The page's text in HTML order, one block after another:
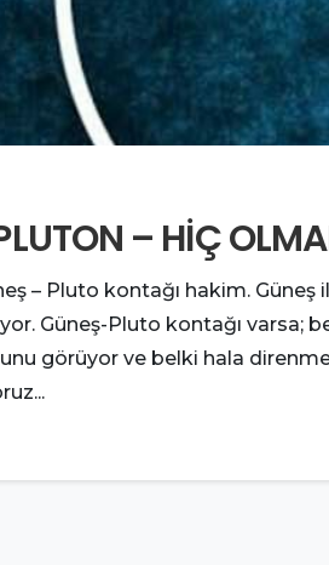
– HİÇ
– Pluto kontağı hakim.
Güneş-Pluto kontağı
görüyor ve belki hala